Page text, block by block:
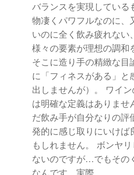
バランスを実現している
物凄くパワフルなのに、
いのに全く飲み疲れない
様々の要素が理想の調和
そこに造り手の精緻な目
に「フィネスがある」と
出しませんが）。 ワイ
は明確な定義はありませ
だ飲み手が自分なりの評
発的に感じ取りにいけば
もしれません。 ボンヤリ
ないのですが…でもその
なんです、実際。